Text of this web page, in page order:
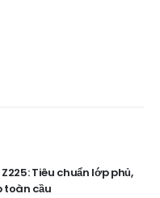
Tiêu chuẩn lớp phủ,
toàn cầu